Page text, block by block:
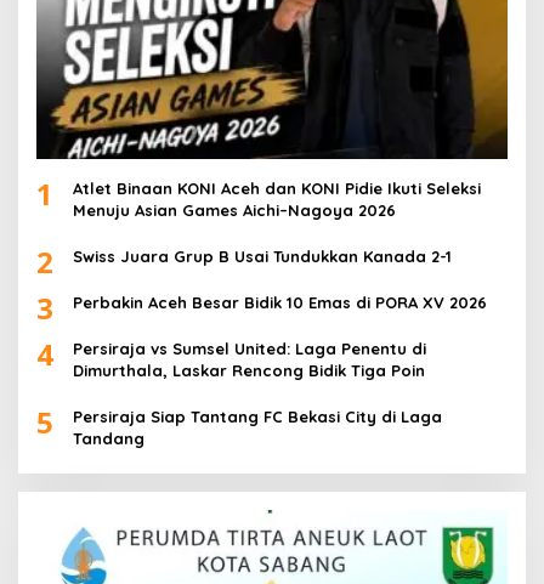
1
Atlet Binaan KONI Aceh dan KONI Pidie Ikuti Seleksi
Menuju Asian Games Aichi–Nagoya 2026
2 Swiss Juara Grup B Usai Tundukkan Kanada 2-1
3 Perbakin Aceh Besar Bidik 10 Emas di PORA XV 2026
4
Persiraja vs Sumsel United: Laga Penentu di
Dimurthala, Laskar Rencong Bidik Tiga Poin
5
Persiraja Siap Tantang FC Bekasi City di Laga
Tandang